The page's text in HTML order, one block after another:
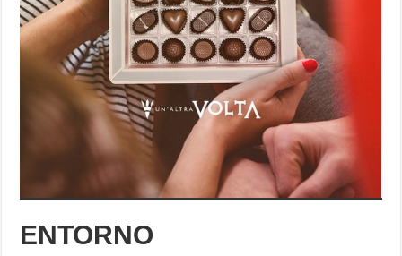
ENTORNO